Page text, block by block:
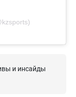
и инсайды